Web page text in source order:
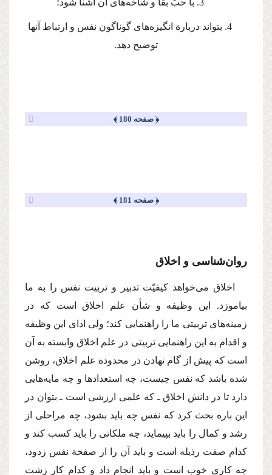
3. با حبّ بقا و شاخه‌های آن آشنا شود؛
4. بتواند دربارة‌ انگیزه‌های گوناگون نفس و ارتباط آنها
توضیح دهد.
﴿ صفحه 180 ﴾
﴿ صفحه 181 ﴾
روان‌شناسی و اخلاق
اخلاق می‌خواهد كیفیّت تدبیر و تربیت نفس را به ما
بیاموزد. این وظیفه و شأن علم اخلاق است كه در
زمینه‌های تربیتی ما را راهنمایی كند؛ ولی ادای این وظیفه
و اقدام به این راهنمایی تربیتی در علم اخلاق وابسته به آن
است كه پیش از گام نهادن در محدودة علم اخلاق، روشن
شده باشد كه نفس چیست، چه استعدادها و چه مایه‌هایی
دارد تا در دانش اخلاق ـ كه علمی ارزشی است ـ بتوان در
این باره بحث كرد كه نفس چه باید بشود، چه مراحلی از
رشد و كمال را باید بپیماید، چه ملكاتی را باید كسب كند و
كدام صفت رذیله است و باید آن را از صفحة نفس زدود،
چه كاری خوب است و باید انجام داد و كدام كار زشت